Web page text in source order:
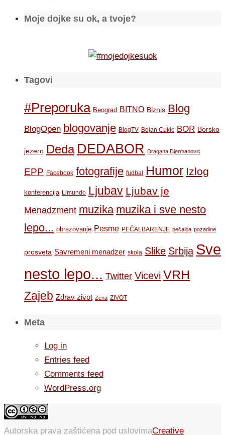
Moje dojke su ok, a tvoje?
Tagovi
#Preporuka Beograd BITNO Biznis Blog
BlogOpen blogovanje BlogTV Bojan Cukic BOR Borsko
jezero Deda DEDABOR Dragana Djermanovic
EPP Facebook fotografije fudbal Humor Izlog
konferencija Limundo Ljubav Ljubav je
Menadzment muzika muzika i sve nesto
lepo... obrazovanje Pesme PEČALBARENJE pečalba pozadine
prosveta Savremeni menadzer skola Slike Srbija Sve
nesto lepo... Twitter Vicevi VRH
Zajeb Zdrav zivot Zena ZIVOT
Meta
Log in
Entries feed
Comments feed
WordPress.org
Autorska prava zaštićena pod uslovimaCreative